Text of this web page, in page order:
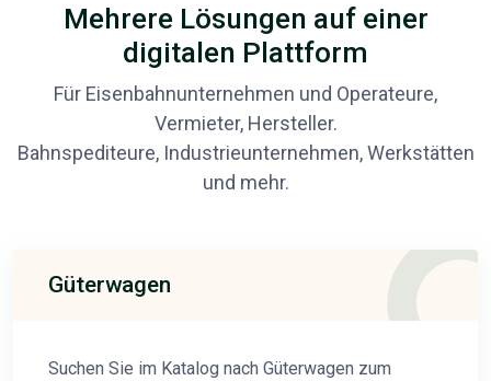
Mehrere Lösungen auf einer
digitalen Plattform
Für Eisenbahnunternehmen und Operateure,
Vermieter, Hersteller.
Bahnspediteure, Industrieunternehmen, Werkstätten
und mehr.
Güterwagen
Suchen Sie im Katalog nach Güterwagen zum